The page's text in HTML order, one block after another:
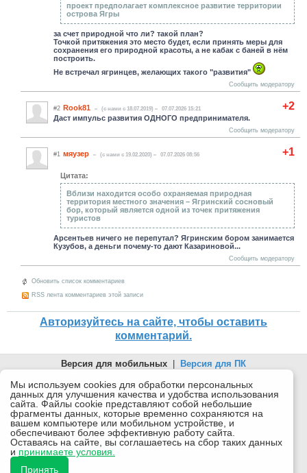
проект предполагает комплексное развитие территории
острова Ягры
за счет природной что ли? такой план?
Точкой притяжения это место будет, если принять меры для
сохранения его природной красоты, а не кабак с баней в нём
построить.
Не встречал ягринцев, желающих такого "развития"
Сообщить модератору
+2
#2 Rook81 (c нами с 18.07.2019) 07.07.2026 15:21
Даст импульс развития ОДНОГО предпринимателя.
Сообщить модератору
+1
#1 мяузер (c нами с 19.02.2020) 07.07.2026 08:56
Цитата:
Вблизи находится особо охраняемая природная
территория местного значения – Ягринский сосновый
бор, который является одной из точек притяжения
туристов
Арсентьев ничего не перепутал? Ягринским бором занимается
Кузубов, а деньги почему-то дают Казариновой...
Сообщить модератору
Обновить список комментариев
RSS лента комментариев этой записи
Авторизуйтесь на сайте, чтобы оставить
комментарий.
Версия для мобильных
Версия для ПК
© 2026 Беломорканал Северодвинск tv29.ru
Joomla!is Free Software released under the GNU General Public
License.
Mobile version byMobile Joomla!
Desktop Version
СИ "Информационное агентство "Беломорканал" регистрационный номер ЭЛ № ФС77-77001 от
массовых коммуникаций (Роскомнадзор). Учредитель: ООО "ТВ29". Главный редактор: Рудалев А.Г.
Мы используем cookies для обработки персональных
данных для улучшения качества и удобства использования
сайта. Файлы cookie представляют собой небольшие
фрагменты данных, которые временно сохраняются на
вашем компьютере или мобильном устройстве, и
обеспечивают более эффективную работу сайта.
Оставаясь на сайте, вы соглашаетесь на сбор таких данных
и принимаете условия.
Принять